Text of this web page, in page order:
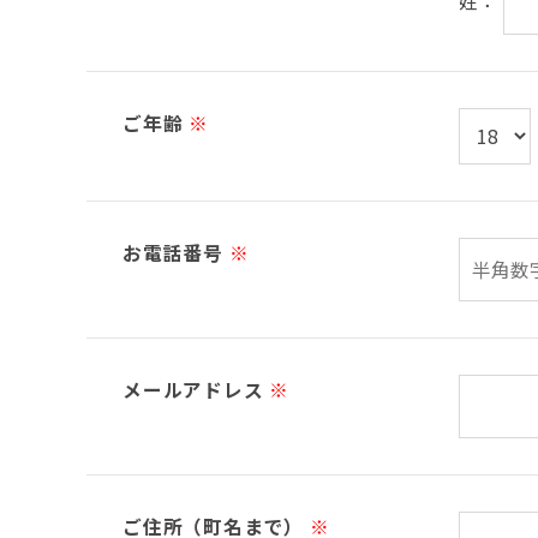
ご年齢 ※
お電話番号 ※
メールアドレス ※
ご住所（町名まで） ※